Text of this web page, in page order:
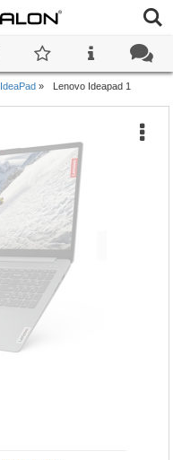
IdeaPad »
Lenovo Ideapad 1
0
0